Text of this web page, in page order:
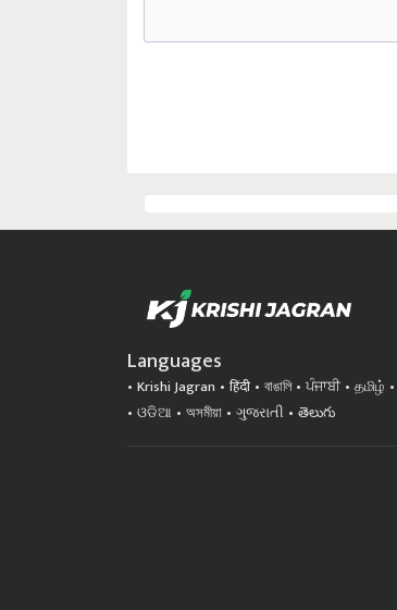
Languages
Krishi Jagran हिंदी বাঙালি ਪੰਜਾਬੀ தமிழ்
ଓଡିଆ
অসমীয়া ગુજરાતી తెలుగు